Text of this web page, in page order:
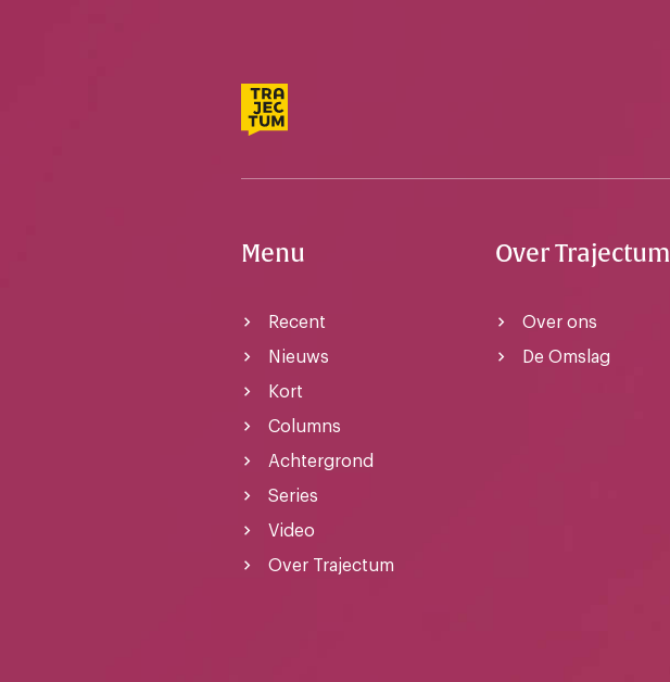
Menu
Recent
Nieuws
Kort
Columns
Achtergrond
Series
Video
Over Trajectum
Over Trajectum
Over ons
De Omslag